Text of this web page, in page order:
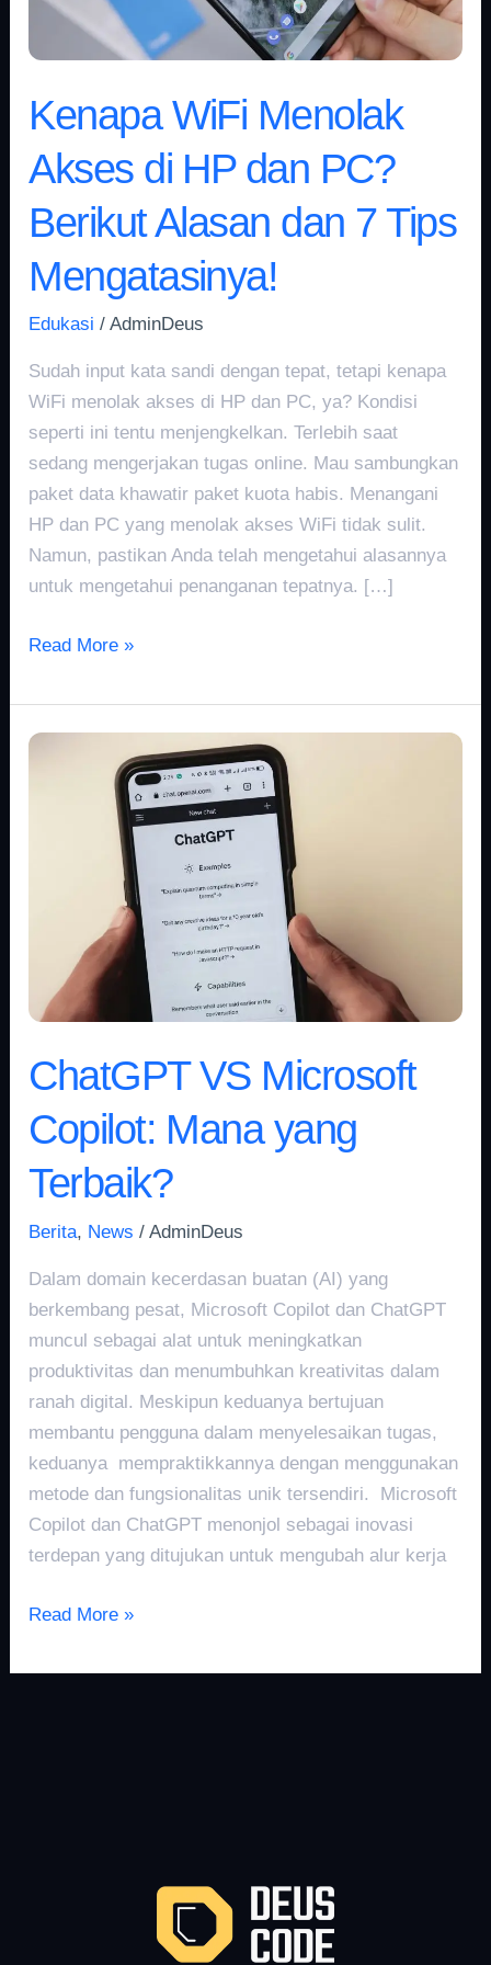
Kenapa WiFi Menolak
Akses di HP dan PC?
Berikut Alasan dan 7 Tips
Mengatasinya!
Edukasi /AdminDeus
Sudah input kata sandi dengan tepat, tetapi kenapa
WiFi menolak akses di HP dan PC, ya? Kondisi
seperti ini tentu menjengkelkan. Terlebih saat
sedang mengerjakan tugas online. Mau sambungkan
paket data khawatir paket kuota habis. Menangani
HP dan PC yang menolak akses WiFi tidak sulit.
Namun, pastikan Anda telah mengetahui alasannya
untuk mengetahui penanganan tepatnya. […]
dan
PC?
Alasan
7
Mengatasinya!
Read More »
ChatGPT VS Microsoft
Copilot: Mana yang
Terbaik?
Berita, News /AdminDeus
Dalam domain kecerdasan buatan (AI) yang
berkembang pesat, Microsoft Copilot dan ChatGPT
muncul sebagai alat untuk meningkatkan
produktivitas dan menumbuhkan kreativitas dalam
ranah digital. Meskipun keduanya bertujuan
membantu pengguna dalam menyelesaikan tugas,
keduanya mempraktikkannya dengan menggunakan
metode dan fungsionalitas unik tersendiri. Microsoft
Copilot dan ChatGPT menonjol sebagai inovasi
terdepan yang ditujukan untuk mengubah alur kerja
ChatGPT
Read More »